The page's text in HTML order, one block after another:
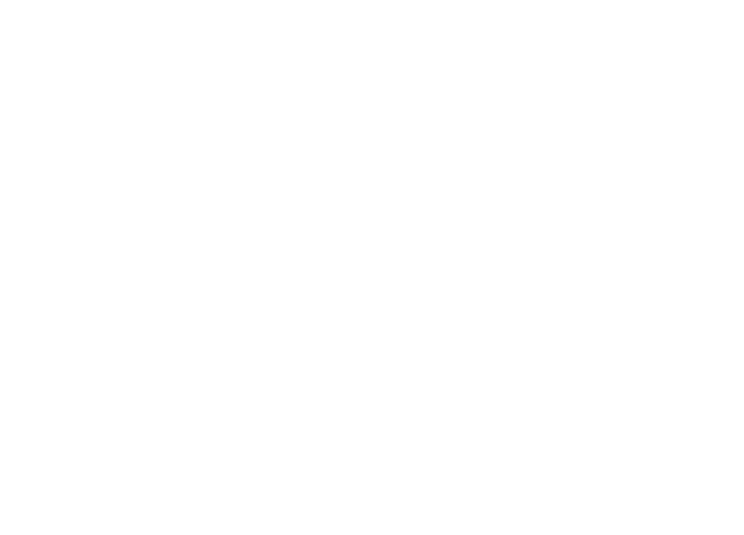
u jednotlivých termínů
bufetu včetně nápojů, večeře mezinárodní bufet